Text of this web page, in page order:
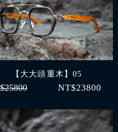
【大大頭 重木】05
$25800 NT$23800